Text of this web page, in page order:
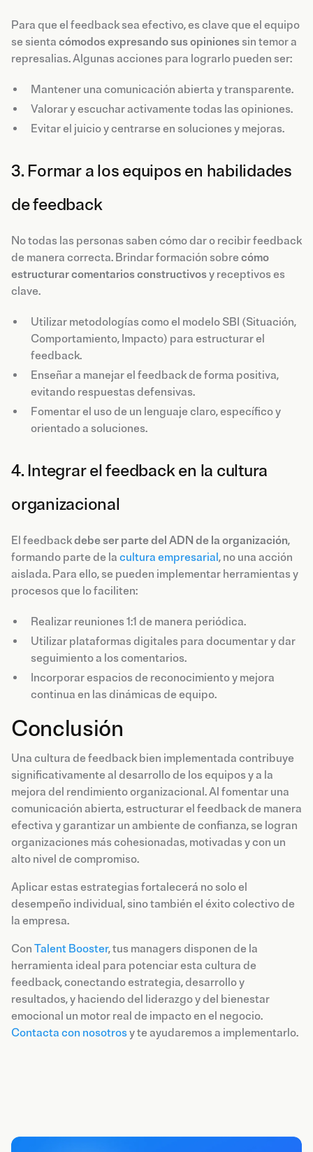
Para que el feedback sea efectivo, es clave que el equipo
se sienta cómodos expresando sus opiniones sin temor a
represalias. Algunas acciones para lograrlo pueden ser:
Mantener una comunicación abierta y transparente.
Valorar y escuchar activamente todas las opiniones.
Evitar el juicio y centrarse en soluciones y mejoras.
3. Formar a los equipos en habilidades
de feedback
No todas las personas saben cómo dar o recibir feedback
de manera correcta. Brindar formación sobrecómo
estructurar comentarios constructivosy receptivos es
clave.
Utilizar metodologías como el modelo SBI (Situación,
Comportamiento, Impacto) para estructurar el
feedback.
Enseñar a manejar el feedback de forma positiva,
evitando respuestas defensivas.
Fomentar el uso de un lenguaje claro, específico y
orientado a soluciones.
4. Integrar el feedback en la cultura
organizacional
El feedbackdebe ser parte del ADN de la organización,
formando parte de la cultura empresarial, no una acción
aislada. Para ello, se pueden implementar herramientas y
procesos que lo faciliten:
Realizar reuniones 1:1 de manera periódica.
Utilizar plataformas digitales para documentar y dar
seguimiento a los comentarios.
Incorporar espacios de reconocimiento y mejora
continua en las dinámicas de equipo.
Conclusión
Una cultura de feedback bien implementada contribuye
significativamente al desarrollo de los equipos y a la
mejora del rendimiento organizacional. Al fomentar una
comunicación abierta, estructurar el feedback de manera
efectiva y garantizar un ambiente de confianza, se logran
organizaciones más cohesionadas, motivadas y con un
alto nivel de compromiso.
Aplicar estas estrategias fortalecerá no solo el
desempeño individual, sino también el éxito colectivo de
la empresa.
Con Talent Booster, tus managers disponen de la
herramienta ideal para potenciar esta cultura de
feedback, conectando estrategia, desarrollo y
resultados, y haciendo del liderazgo y del bienestar
emocional un motor real de impacto en el negocio.
Contacta con nosotrosy te ayudaremos a implementarlo.